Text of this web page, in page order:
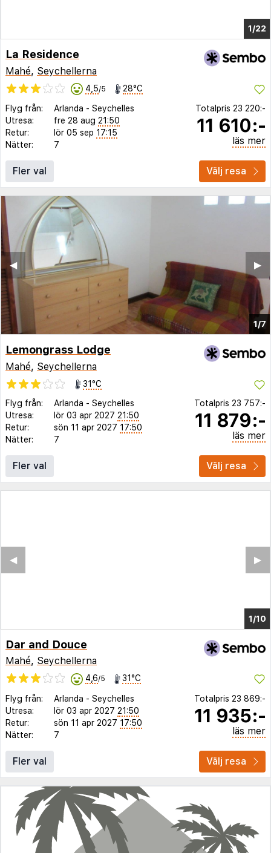
1/15
La Residence
Mahé, Seychellerna
4,5/5 28°C
Flyg från: Arlanda - Seychelles
Utresa:
fre 28 aug 21:50
Retur:
lör 05 sep 17:15
Nätter:
7
Totalpris 23 220:-
11 610:-
läs mer
Fler val Välj resa
1/7
▶︎
◀︎
Lemongrass Lodge
Mahé, Seychellerna
31°C
Flyg från:
Arlanda - Seychelles
Utresa:
lör 03 apr 2027 21:50
Retur:
sön 11 apr 2027 17:50
Nätter:
7
Totalpris 23 757:-
11 879:-
läs mer
Fler val Välj resa
1/4
▶︎
◀︎
Dar and Douce
Mahé, Seychellerna
4,6/5 31°C
Flyg från: Arlanda - Seychelles
Utresa:
lör 03 apr 2027 21:50
Retur:
sön 11 apr 2027 17:50
Nätter:
7
Totalpris 23 869:-
11 935:-
läs mer
Fler val Välj resa